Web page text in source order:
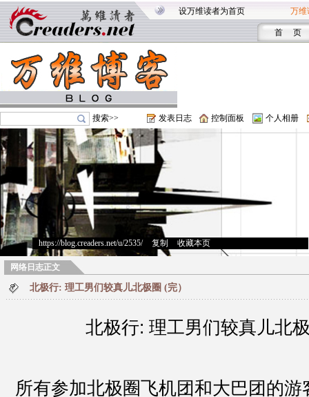
设万维读者为首页 万维
首 页
搜索>> 发表日志 控制面板 个人相册
https://blog.creaders.net/u/2535/> 复制 收藏本页
网络日志正文
北极行: 理工男们较真儿北极圈 (完）
北极行: 理工男们较真儿北
所有参加北极圈飞机团和大巴团的